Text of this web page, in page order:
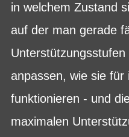
in welchem Zustand
auf der man gerade
anpassen, wie sie für
funktionieren - und
maximalen